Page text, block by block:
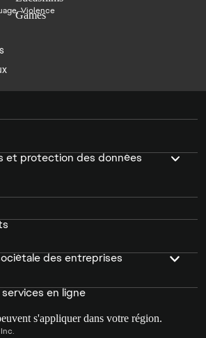
Violence
et protection des données
des entreprises
en ligne
s'appliquer dans votre région.